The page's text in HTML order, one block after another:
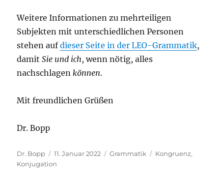
Weitere Informationen zu mehrteiligen
Subjekten mit unterschiedlichen Personen
stehen aufdieser Seite in der LEO-Grammatik,
damitSie und ich, wenn nötig, alles
nachschlagen können.
Mit freundlichen Grüßen
Dr. Bopp
Autor
Dr. Bopp
Veröffentlicht
am
11. Januar 2022 Kategorien
Grammatik Schlagwörter
Kongruenz,
Konjugation